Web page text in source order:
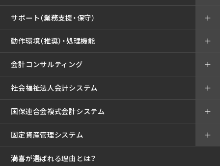
サポート（業務支援・保守） ＋
動作環境（推奨）・処理機能 ＋
会計コンサルティング ＋
社会福祉法人会計システム ＋
国保連合会複式会計システム ＋
固定資産管理システム ＋
満喜が選ばれる理由とは？